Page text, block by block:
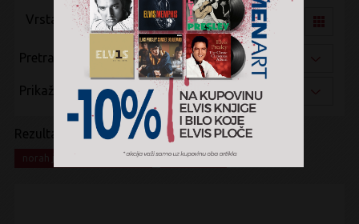
Vrsta pregleda:
Pretraži po:
Prikaži po:
Rezultati pretrage:
norah jones begin again x Classical x